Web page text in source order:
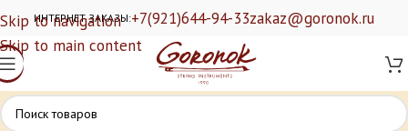
Skip to navigation
Skip to main content
ИНТЕРНЕТ ЗАКАЗЫ:+7(921)644-94-33zakaz@goronok.ru